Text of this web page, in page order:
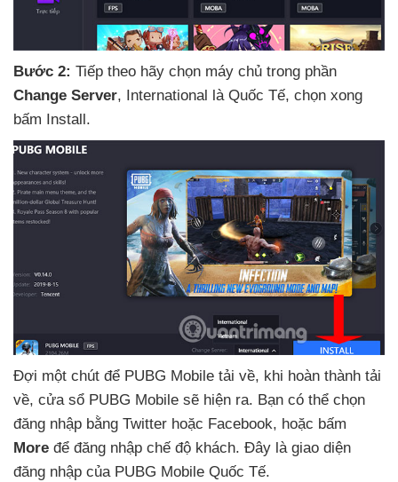
Bước 2: Tiếp theo hãy chọn máy chủ trong phần
Change Server, International là Quốc Tế, chọn xong
bấm Install.
Đợi một chút để PUBG Mobile tải về, khi hoàn thành tải
về, cửa sổ PUBG Mobile sẽ hiện ra. Bạn có thể chọn
đăng nhập bằng Twitter hoặc Facebook, hoặc bấm
More để đăng nhập chế độ khách. Đây là giao diện
đăng nhập của PUBG Mobile Quốc Tế.